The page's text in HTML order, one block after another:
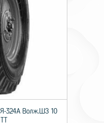
Я-324А Волж.ШЗ 10